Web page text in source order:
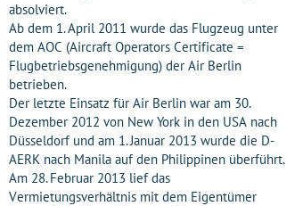
absolviert.
Ab dem 1. April 2011 wurde das Flugzeug unter
dem AOC (Aircraft Operators Certificate =
Flugbetriebsgenehmigung) der Air Berlin
betrieben.
Der letzte Einsatz für Air Berlin war am 30.
Dezember 2012 von New York in den USA nach
Düsseldorf und am 1. Januar 2013 wurde die D-
AERK nach Manila auf den Philippinen überführt.
Am 28. Februar 2013 lief das
Vermietungsverhältnis mit dem Eigentümer